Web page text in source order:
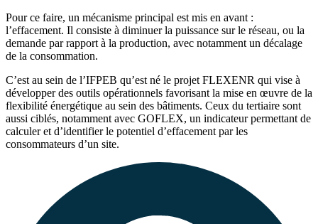
Pour ce faire, un mécanisme principal est mis en avant :
l’effacement. Il consiste à diminuer la puissance sur le réseau, ou la
demande par rapport à la production, avec notamment un décalage
de la consommation.
C’est au sein de l’IFPEB qu’est né le projet FLEXENR qui vise à
développer des outils opérationnels favorisant la mise en œuvre de la
flexibilité énergétique au sein des bâtiments. Ceux du tertiaire sont
aussi ciblés, notamment avec GOFLEX, un indicateur permettant de
calculer et d’identifier le potentiel d’effacement par les
consommateurs d’un site.